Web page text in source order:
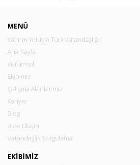
MENÜ
Yatırım Yoluyla Türk Vatandaşlığı
Ana Sayfa
Kurumsal
Ekibimiz
Çalışma Alanlarımız
Kariyer
Blog
Bize Ulaşın
Vatandaşlık Sorgulama
EKİBİMİZ